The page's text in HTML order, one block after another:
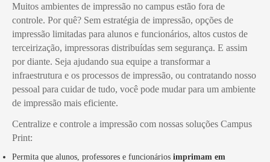
Muitos ambientes de impressão no campus estão fora de
controle. Por quê? Sem estratégia de impressão, opções de
impressão limitadas para alunos e funcionários, altos custos de
terceirização, impressoras distribuídas sem segurança. E assim
por diante. Seja ajudando sua equipe a transformar a
infraestrutura e os processos de impressão, ou contratando nosso
pessoal para cuidar de tudo, você pode mudar para um ambiente
de impressão mais eficiente.
Centralize e controle a impressão com nossas soluções Campus
Print:
Permita que alunos, professores e funcionários imprimam em